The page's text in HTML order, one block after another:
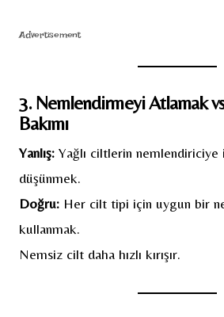
Advertisement
3. Nemlendirmeyi Atlamak
Bakımı
Yanlış: Yağlı ciltlerin nemlendiriciye
düşünmek.
Doğru: Her cilt tipi için uygun bir
kullanmak.
Nemsiz cilt daha hızlı kırışır.